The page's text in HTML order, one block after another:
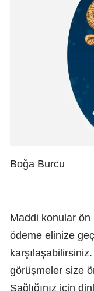
Boğa Burcu
Maddi konular ön
ödeme elinize
görüşmeler size
Sağlığınız için